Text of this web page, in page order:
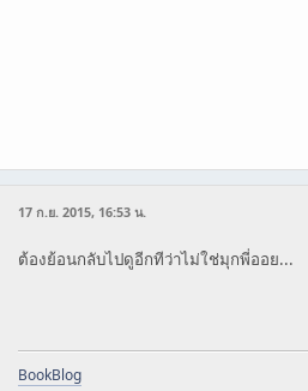
17 ก.ย. 2015, 16:53 น.
ต้องย้อนกลับไปดูอีกทีว่าไม่ใช่มุกพี่ออย...
BookBlog